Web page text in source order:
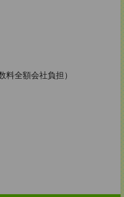
全額会社負担）